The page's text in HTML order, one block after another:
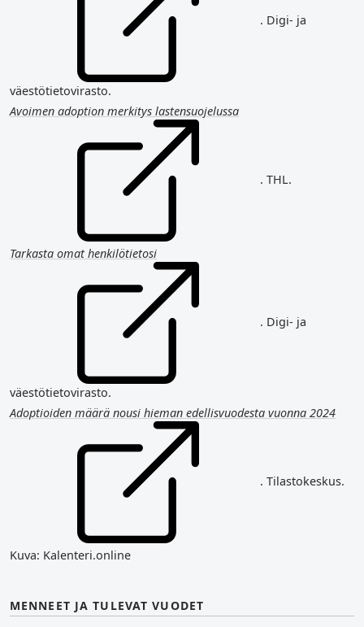
. Digi- ja
väestötietovirasto.
Avoimen adoption merkitys lastensuojelussa
. THL.
Tarkasta omat henkilötietosi
. Digi- ja
väestötietovirasto.
Adoptioiden määrä nousi hieman edellisvuodesta vuonna 2024
. Tilastokeskus.
Kuva: Kalenteri.online
MENNEET JA TULEVAT VUODET